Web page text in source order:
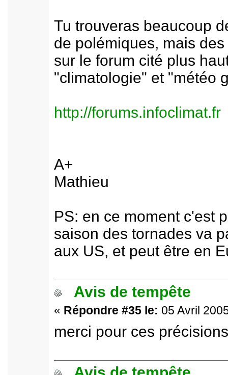
Tu trouveras beaucoup
de polémiques, mais
sur le forum cité plus
"climatologie" et "météo
http://forums.infoclimat.fr
A+
Mathieu
PS: en ce moment c'est
saison des tornades va
aux US, et peut être en
Avis de tempête
« Répondre #35 le: 05 Avril
merci pour ces